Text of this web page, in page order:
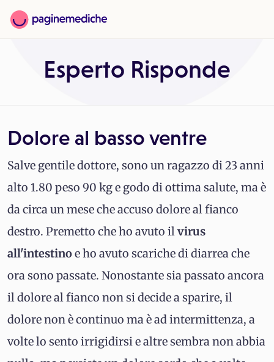
Esperto Risponde
Dolore al basso ventre
Salve gentile dottore, sono un ragazzo di 23 anni
alto 1.80 peso 90 kg e godo di ottima salute, ma è
da circa un mese che accuso dolore al fianco
destro. Premetto che ho avuto ilvirus
all'intestinoe ho avuto scariche di diarrea che
ora sono passate. Nonostante sia passato ancora
il dolore al fianco non si decide a sparire, il
dolore non è continuo ma è ad intermittenza, a
volte lo sento irrigidirsi e altre sembra non abbia